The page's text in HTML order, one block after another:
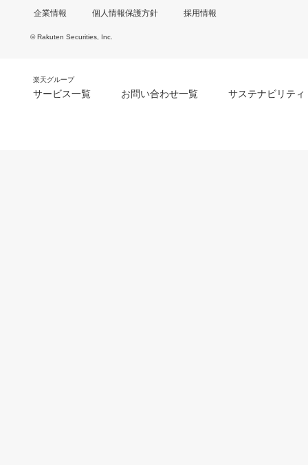
企業情報 個人情報保護方針 採用情報
© Rakuten Securities, Inc.
楽天グループ
サービス一覧 お問い合わせ一覧 サステナビリティ